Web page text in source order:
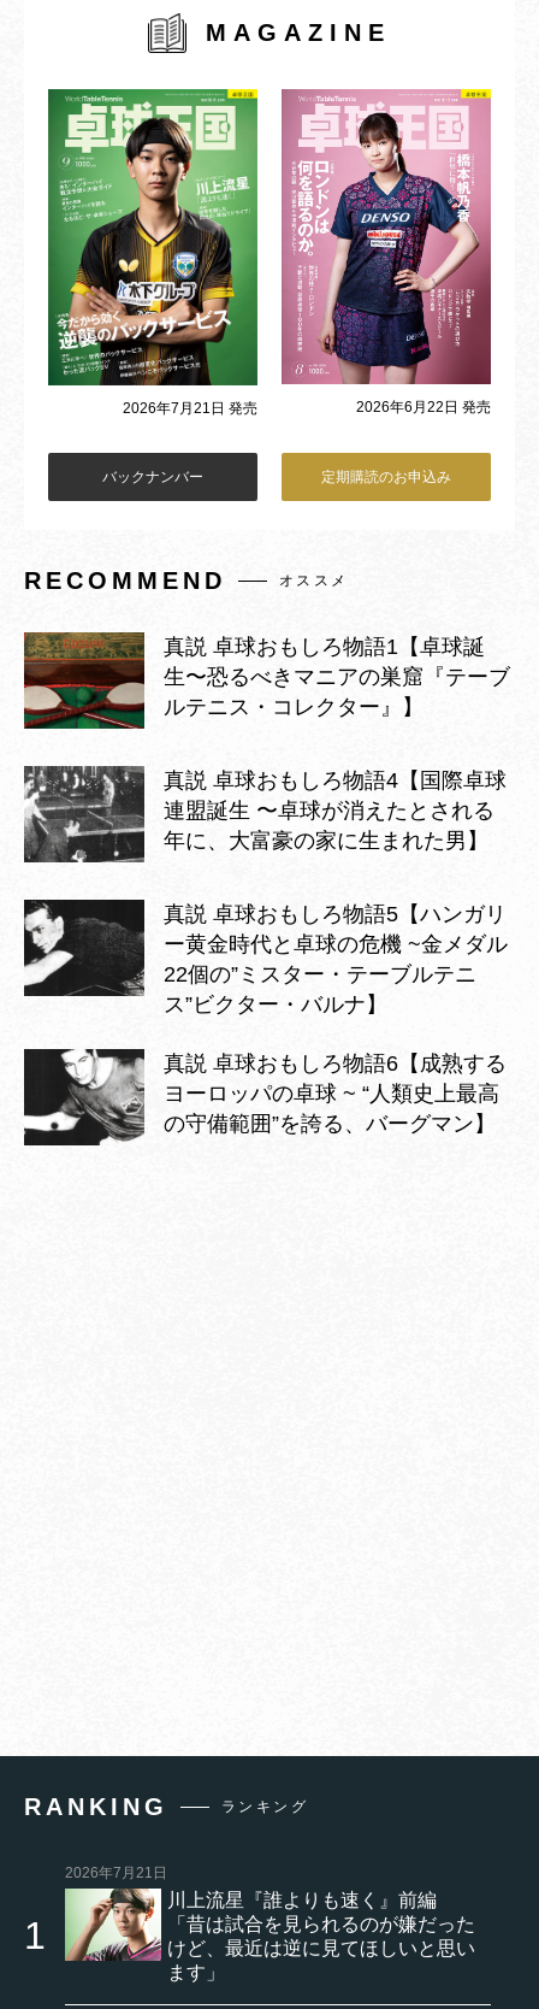
MAGAZINE
2026年7月21日 発売 2026年6月22日 発売
バックナンバー 定期購読のお申込み
RECOMMEND オススメ
真説 卓球おもしろ物語1【卓球誕
生〜恐るべきマニアの巣窟『テーブ
ルテニス・コレクター』】
真説 卓球おもしろ物語4【国際卓球
連盟誕生 〜卓球が消えたとされる
年に、大富豪の家に生まれた男】
真説 卓球おもしろ物語5【ハンガリ
ー黄金時代と卓球の危機 ~金メダル
22個の”ミスター・テーブルテニ
ス”ビクター・バルナ】
真説 卓球おもしろ物語6【成熟する
ヨーロッパの卓球 ~ “人類史上最高
の守備範囲”を誇る、バーグマン】
RANKING ランキング
2026年7月21日
川上流星『誰よりも速く』前編
「昔は試合を見られるのが嫌だった
けど、最近は逆に見てほしいと思い
ます」